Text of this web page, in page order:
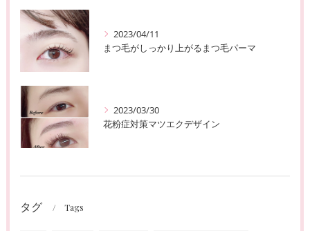
2023/04/11
まつ毛がしっかり上がるまつ毛パーマ
2023/03/30
花粉症対策マツエクデザイン
タグ Tags